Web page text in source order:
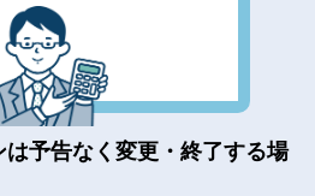
は予告なく変更・終了する場